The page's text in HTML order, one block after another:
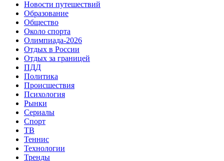
Новости путешествий
Образование
Общество
Около спорта
Олимпиада-2026
Отдых в России
Отдых за границей
ПДД
Политика
Происшествия
Психология
Рынки
Сериалы
Спорт
ТВ
Теннис
Технологии
Тренды